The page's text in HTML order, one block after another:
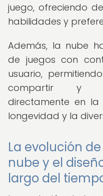
juego, ofreciendo
habilidades y
Además, la nube
de juegos con
usuario,
compartir y
directamente en
longevidad y la
La evolución
nube y el
largo del